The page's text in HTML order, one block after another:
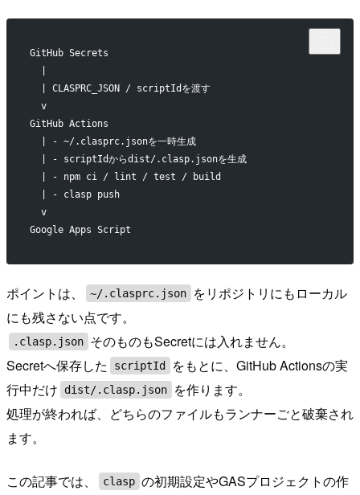
GitHub Secrets
  | CLASPRC_JSON / scriptIdを渡す
  v
GitHub Actions
  | - ~/.clasprc.jsonを一時生成
  | - scriptIdからdist/.clasp.jsonを生成
  | - npm ci / lint / test / build
  | - clasp push
  v
Google Apps Script
ポイントは、 ~/.clasprc.json
をリポジトリにもローカル
にも残さない点です。
.clasp.json そのものもSecretには入れません。
Secretへ保存した
scriptId
をもとに、GitHub Actionsの実
行中だけ
dist/.clasp.json
を作ります。
処理が終われば、どちらのファイルもランナーごと破棄され
ます。
この記事では、 clasp の初期設定やGASプロジェクトの作